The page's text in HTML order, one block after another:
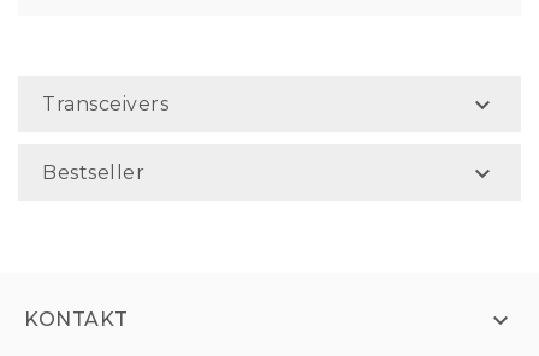
Transceivers 
Bestseller 
KONTAKT
